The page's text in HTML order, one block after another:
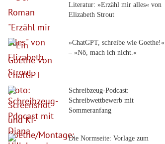
Literatur: »Erzähl mir alles« von
Elizabeth Strout
»ChatGPT, schreibe wie Goethe!«
– »Nö, mach ich nicht.«
Schreibzeug-Podcast:
Schreibwettbewerb mit
Sommeranfang
Die Normseite: Vorlage zum